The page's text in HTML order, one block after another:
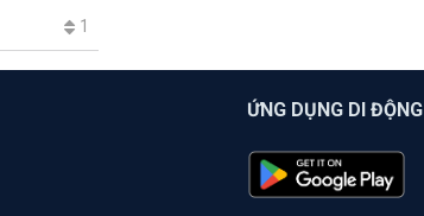
1
ỨNG DỤNG DI ĐỘNG